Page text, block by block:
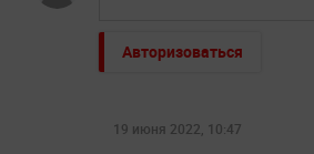
Авторизоваться
19 июня 2022, 10:47